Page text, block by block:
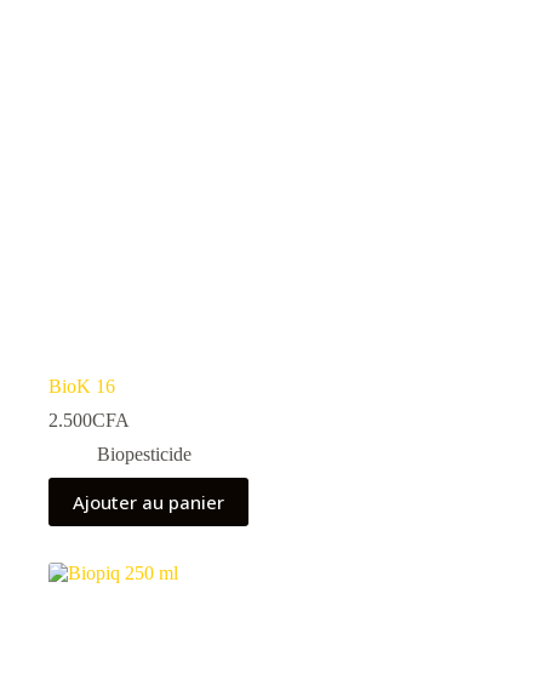
BioK 16
2.500CFA
Biopesticide
Ajouter au panier